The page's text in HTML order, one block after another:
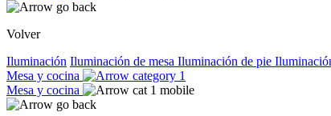
Volver
Iluminación Iluminación de mesa Iluminación de pie
Mesa y cocina
Mesa y cocina